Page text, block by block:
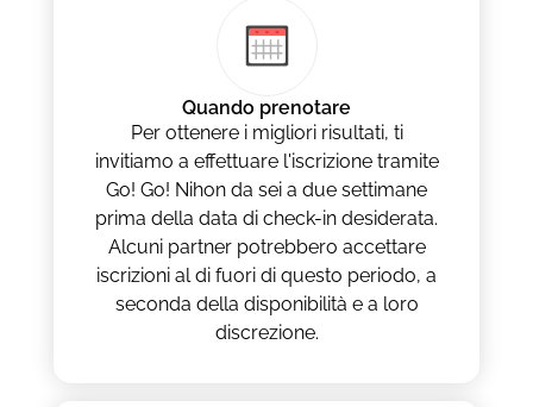
Quando prenotare
Per ottenere i migliori risultati, ti
invitiamo a effettuare l'iscrizione tramite
Go! Go! Nihon da sei a due settimane
prima della data di check-in desiderata.
Alcuni partner potrebbero accettare
iscrizioni al di fuori di questo periodo, a
seconda della disponibilità e a loro
discrezione.